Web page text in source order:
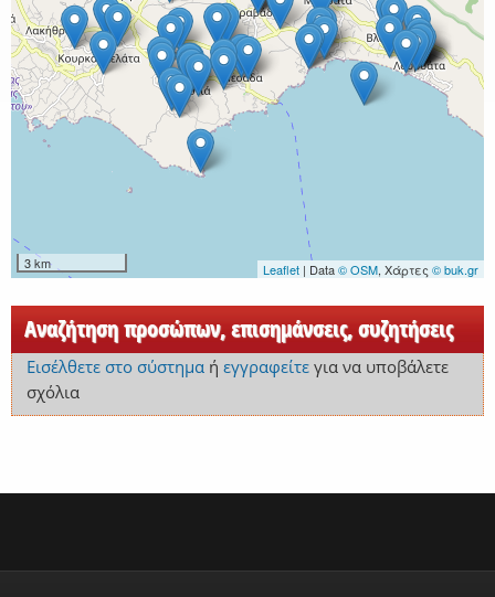
3 km Leaflet | Data© OSM, Χάρτες © buk.gr
Αναζήτηση προσώπων, επισημάνσεις, συζητήσεις
Εισέλθετε στο σύστημαή εγγραφείτεγια να υποβάλετε
σχόλια